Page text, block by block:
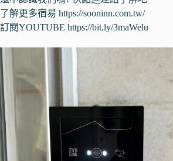
了解更多宿易 https://sooninn.com.tw/
訂閱YOUTUBE https://bit.ly/3maWelu